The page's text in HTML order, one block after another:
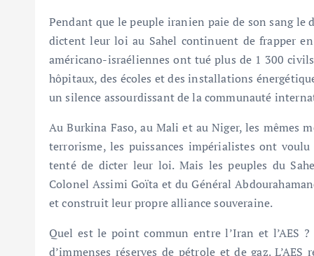
Pendant que le peuple iranien paie de son sang le
dictent leur loi au Sahel continuent de frapper
américano-israéliennes ont tué plus de 1 300
hôpitaux, des écoles et des installations
un silence assourdissant de la communauté
Au Burkina Faso, au Mali et au Niger, les mêmes
terrorisme, les puissances impérialistes ont
tenté de dicter leur loi. Mais les peuples du
Colonel Assimi Goïta et du Général
et construit leur propre alliance souveraine.
Quel est le point commun entre l’Iran et l’AES ?
d’immenses réserves de pétrole et de gaz.